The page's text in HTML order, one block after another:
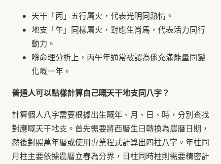
天干「丙」五行屬火，代表光明同熱情。
地支「午」同樣屬火，對應生肖馬，代表活力同行
動力。
喺命理分析上，丙午年通常被認為係充滿能量同變
化嘅一年。
普通人可以點樣計算自己嘅天干地支同八字？
計算個人八字需要根據出生嘅年、月、日、時，分別查找
對應嘅天干地支。首先需要將西曆生日轉換為農曆日期，
然後對照萬年曆或使用專業程式計算出四柱八字。年柱同
月柱主要依據農曆立春為分界，日柱同時柱則需要精密計